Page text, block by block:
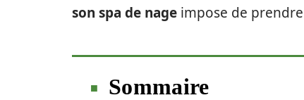
son spa de nage impose de
Sommaire